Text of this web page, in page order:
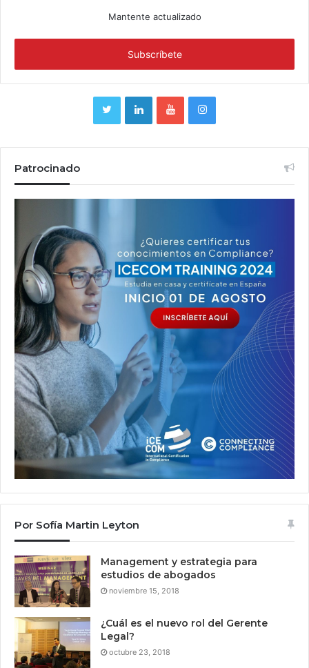
Mantente actualizado
Patrocinado
Por Sofía Martin Leyton
Management y estrategia para
estudios de abogados
noviembre 15, 2018
¿Cuál es el nuevo rol del Gerente
Legal?
octubre 23, 2018